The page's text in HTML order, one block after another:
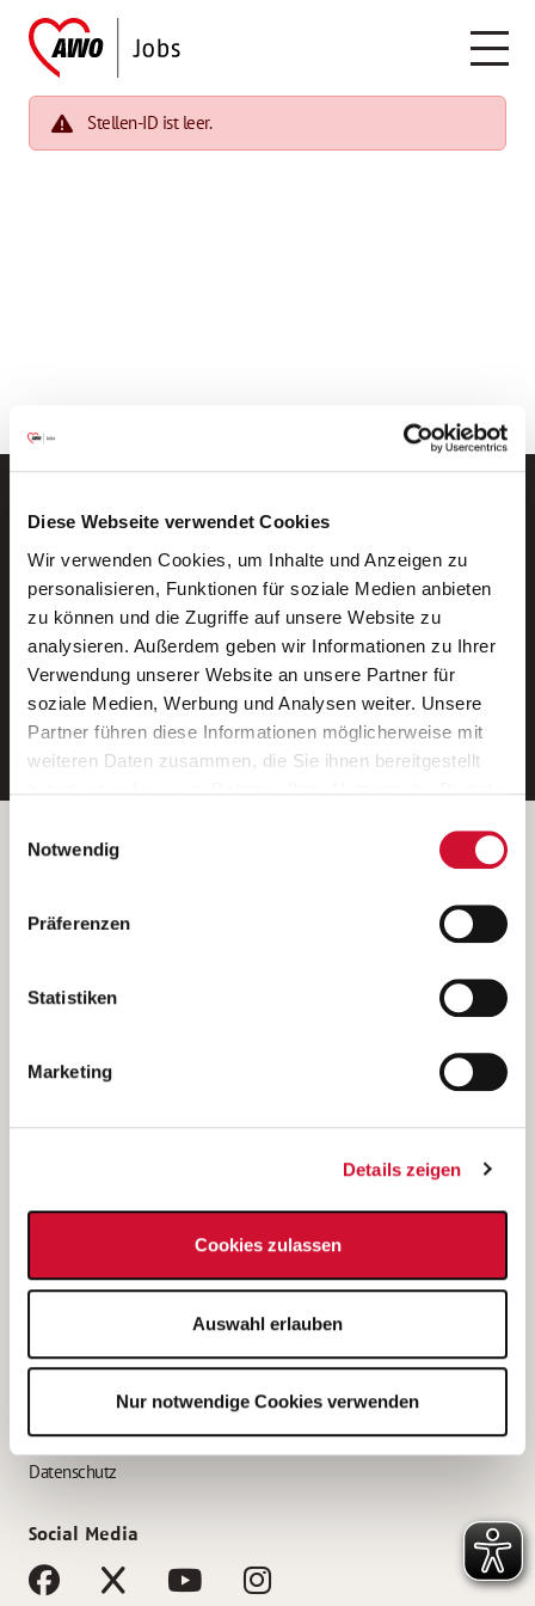
Diese Webseite verwendet Cookies
Wir verwenden Cookies, um Inhalte und Anzeigen zu
personalisieren, Funktionen für soziale Medien anbieten
zu können und die Zugriffe auf unsere Website zu
analysieren. Außerdem geben wir Informationen zu Ihrer
Verwendung unserer Website an unsere Partner für
soziale Medien, Werbung und Analysen weiter. Unsere
Partner führen diese Informationen möglicherweise mit
weiteren Daten zusammen, die Sie ihnen bereitgestellt
Wenn Sie auf „Cookies zulassen“ klicken, so stimmen
Sie der Speicherung sämtlicher Cookies zu. Sie können
Ihre Einwilligung selbstverständlich jederzeit widerrufen,
indem Sie die Cookie-Einstellungen aufrufen und diese
unsererDatenschutzerklärung
Notwendig
Präferenzen
Statistiken
Marketing
Details zeigen
Cookies zulassen
Auswahl erlauben
Nur notwendige Cookies verwenden
Stellen-ID ist leer.
Neue Stellen per E-Mail.
Ein kostenloser Service von AWO
Jobs.
E-Mail-Adresse eintragen
Betreiber der Webseite
Kantstraße 45a
(Ein Tochterunternehmen des AWO Bezirksverbandes Unterfranken
e.V.)
Bewerbung als Altenpflegehelfer*in
Bewerbung als Erzieher*in
AWO Gliederungen nach Bundesland
Impressum
Datenschutz
Social Media